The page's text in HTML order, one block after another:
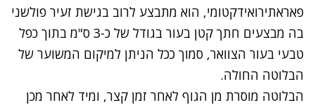
פאראתירואידקטומי, הוא מתבצע לרוב בגישת זעיר פולשני
בה מבצעים חתך קטן בעור בגודל של כ-3 ס"מ בתוך כפל
טבעי בעור הצוואר, סמוך ככל הניתן למיקום המשוער של
הבלוטה החולה.
הבלוטה מוסרת מן הגוף לאחר זמן קצר, ומיד לאחר מכן